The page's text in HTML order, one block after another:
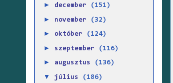
► december (151)
► november (32)
► október (124)
► szeptember (116)
► augusztus (136)
▼ július
(186)